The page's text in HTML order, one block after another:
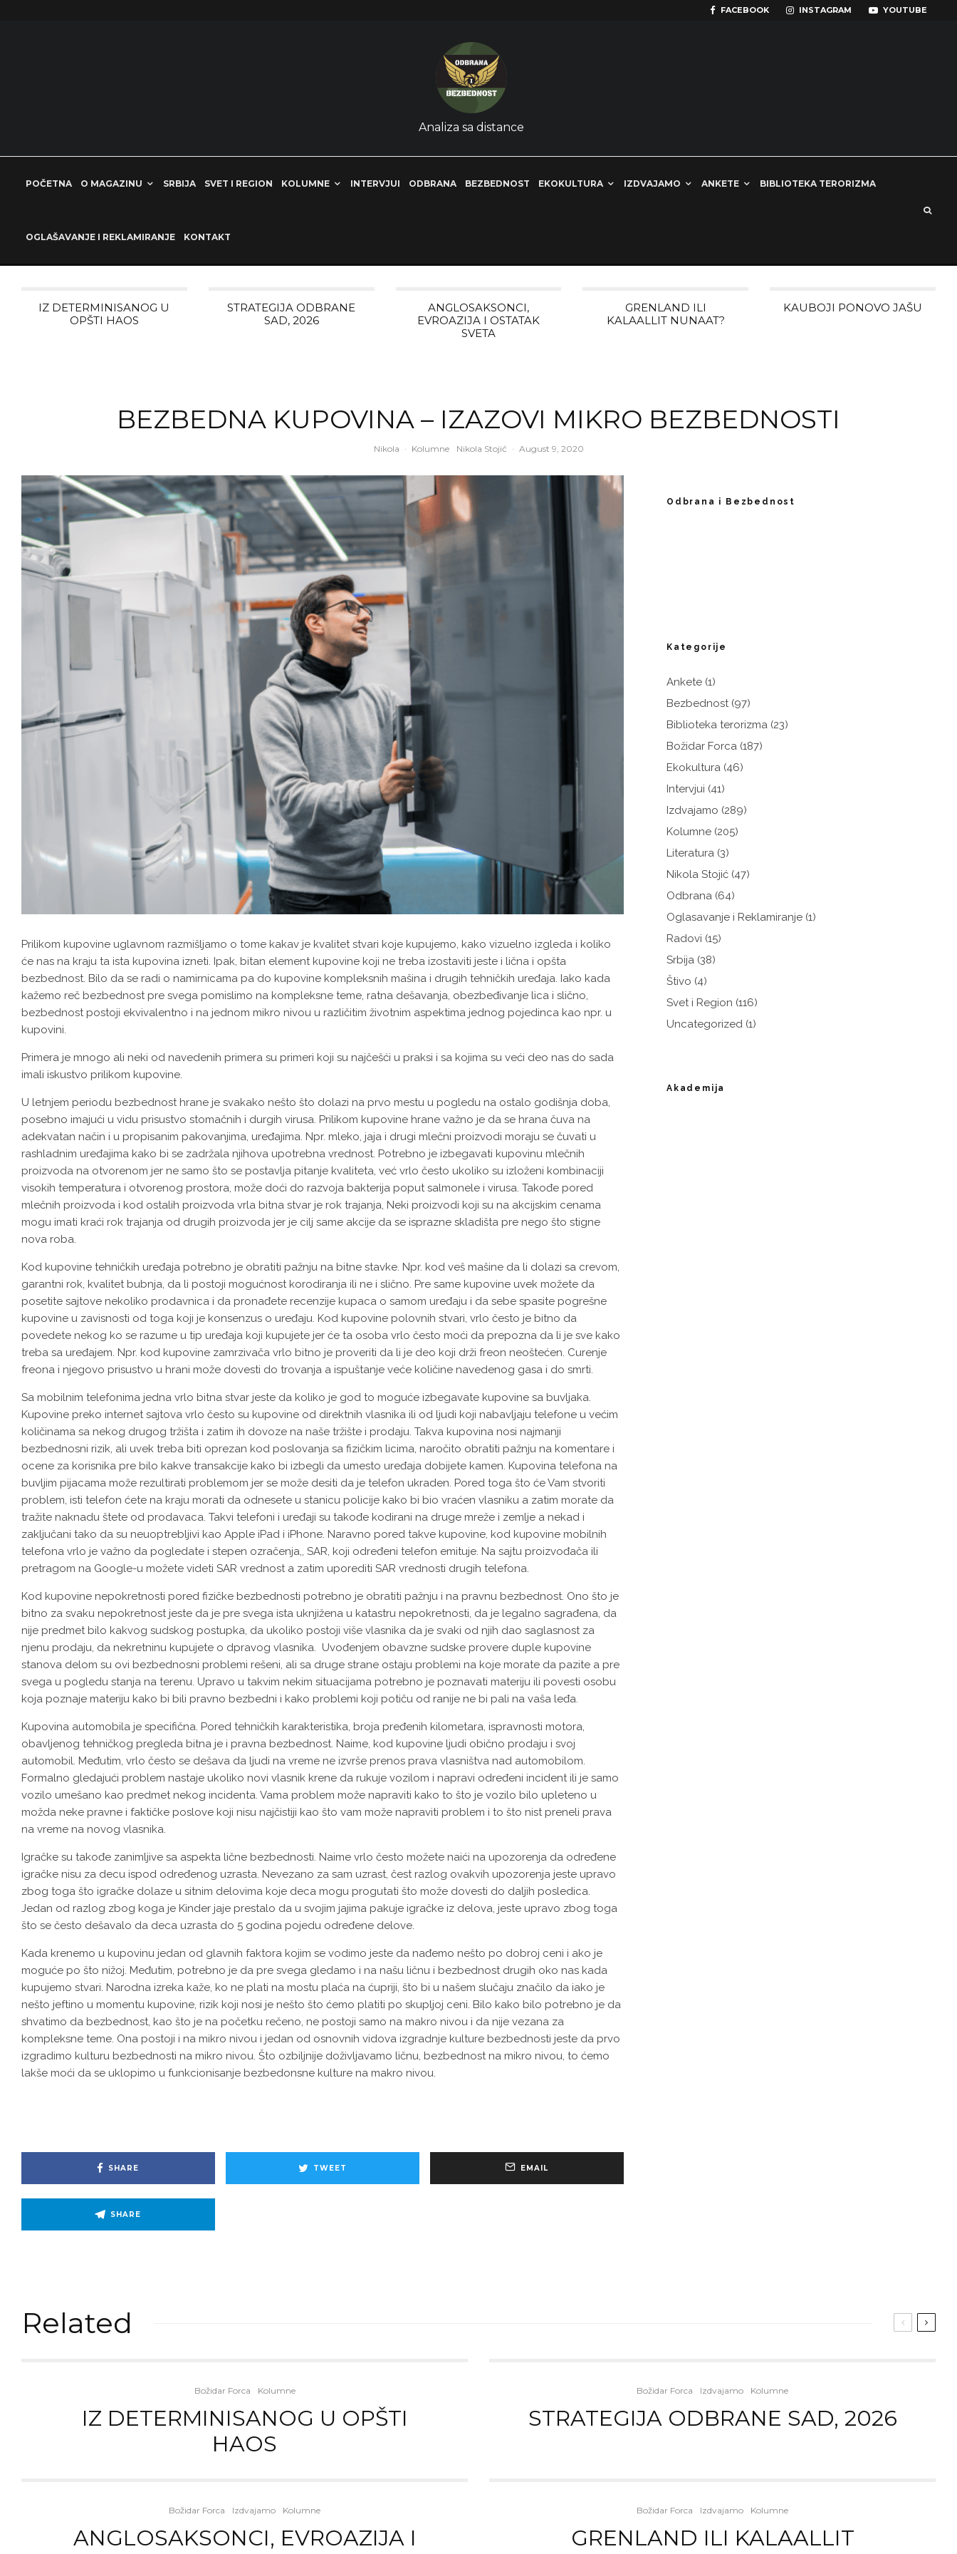
FACEBOOK INSTAGRAM YOUTUBE
Analiza sa distance
POČETNA O MAGAZINU SRBIJA SVET I REGION KOLUMNE INTERVJUI ODBRANA BEZBEDNOST EKOKULTURA IZDVAJAMO ANKETE BIBLIOTEKA TERORIZMA
OGLAŠAVANJE I REKLAMIRANJE KONTAKT
IZ DETERMINISANOG U
OPŠTI HAOS
STRATEGIJA ODBRANE
SAD, 2026
ANGLOSAKSONCI,
EVROAZIJA I OSTATAK
SVETA
GRENLAND ILI
KALAALLIT NUNAAT?
KAUBOJI PONOVO JAŠU
BEZBEDNA KUPOVINA – IZAZOVI MIKRO BEZBEDNOSTI
Nikola · Kolumne Nikola Stojić · August 9, 2020
Prilikom kupovine uglavnom razmišljamo o tome kakav je kvalitet stvari koje kupujemo, kako vizuelno izgleda i koliko
će nas na kraju ta ista kupovina izneti. Ipak, bitan element kupovine koji ne treba izostaviti jeste i lična i opšta
bezbednost. Bilo da se radi o namirnicama pa do kupovine kompleksnih mašina i drugih tehničkih uređaja. Iako kada
kažemo reč bezbednost pre svega pomislimo na kompleksne teme, ratna dešavanja, obezbeđivanje lica i slično,
bezbednost postoji ekvivalentno i na jednom mikro nivou u različitim životnim aspektima jednog pojedinca kao npr. u
kupovini.
Primera je mnogo ali neki od navedenih primera su primeri koji su najčešći u praksi i sa kojima su veći deo nas do sada
imali iskustvo prilikom kupovine.
U letnjem periodu bezbednost hrane je svakako nešto što dolazi na prvo mestu u pogledu na ostalo godišnja doba,
posebno imajući u vidu prisustvo stomačnih i durgih virusa. Prilikom kupovine hrane važno je da se hrana čuva na
adekvatan način i u propisanim pakovanjima, uređajima. Npr. mleko, jaja i drugi mlečni proizvodi moraju se čuvati u
rashladnim uređajima kako bi se zadržala njihova upotrebna vrednost. Potrebno je izbegavati kupovinu mlečnih
proizvoda na otvorenom jer ne samo što se postavlja pitanje kvaliteta, već vrlo često ukoliko su izloženi kombinaciji
visokih temperatura i otvorenog prostora, može doći do razvoja bakterija poput salmonele i virusa. Takođe pored
mlečnih proizvoda i kod ostalih proizvoda vrla bitna stvar je rok trajanja, Neki proizvodi koji su na akcijskim cenama
mogu imati kraći rok trajanja od drugih proizvoda jer je cilj same akcije da se isprazne skladišta pre nego što stigne
nova roba.
Kod kupovine tehničkih uređaja potrebno je obratiti pažnju na bitne stavke. Npr. kod veš mašine da li dolazi sa crevom,
garantni rok, kvalitet bubnja, da li postoji mogućnost korodiranja ili ne i slično. Pre same kupovine uvek možete da
posetite sajtove nekoliko prodavnica i da pronađete recenzije kupaca o samom uređaju i da sebe spasite pogrešne
kupovine u zavisnosti od toga koji je konsenzus o uređaju. Kod kupovine polovnih stvari, vrlo često je bitno da
povedete nekog ko se razume u tip uređaja koji kupujete jer će ta osoba vrlo često moći da prepozna da li je sve kako
treba sa uređajem. Npr. kod kupovine zamrzivača vrlo bitno je proveriti da li je deo koji drži freon neoštećen. Curenje
freona i njegovo prisustvo u hrani može dovesti do trovanja a ispuštanje veće količine navedenog gasa i do smrti.
Sa mobilnim telefonima jedna vrlo bitna stvar jeste da koliko je god to moguće izbegavate kupovine sa buvljaka.
Kupovine preko internet sajtova vrlo često su kupovine od direktnih vlasnika ili od ljudi koji nabavljaju telefone u većim
količinama sa nekog drugog tržišta i zatim ih dovoze na naše tržište i prodaju. Takva kupovina nosi najmanji
bezbednosni rizik, ali uvek treba biti oprezan kod poslovanja sa fizičkim licima, naročito obratiti pažnju na komentare i
ocene za korisnika pre bilo kakve transakcije kako bi izbegli da umesto uređaja dobijete kamen. Kupovina telefona na
buvljim pijacama može rezultirati problemom jer se može desiti da je telefon ukraden. Pored toga što će Vam stvoriti
problem, isti telefon ćete na kraju morati da odnesete u stanicu policije kako bi bio vraćen vlasniku a zatim morate da
tražite naknadu štete od prodavaca. Takvi telefoni i uređaji su takođe kodirani na druge mreže i zemlje a nekad i
zaključani tako da su neuoptrebljivi kao Apple iPad i iPhone. Naravno pored takve kupovine, kod kupovine mobilnih
telefona vrlo je važno da pogledate i stepen ozračenja,, SAR, koji određeni telefon emituje. Na sajtu proizvođača ili
pretragom na Google-u možete videti SAR vrednost a zatim uporediti SAR vrednosti drugih telefona.
Kod kupovine nepokretnosti pored fizičke bezbednosti potrebno je obratiti pažnju i na pravnu bezbednost. Ono što je
bitno za svaku nepokretnost jeste da je pre svega ista uknjižena u katastru nepokretnosti, da je legalno sagrađena, da
nije predmet bilo kakvog sudskog postupka, da ukoliko postoji više vlasnika da je svaki od njih dao saglasnost za
njenu prodaju, da nekretninu kupujete o dpravog vlasnika. Uvođenjem obavzne sudske provere duple kupovine
stanova delom su ovi bezbednosni problemi rešeni, ali sa druge strane ostaju problemi na koje morate da pazite a pre
svega u pogledu stanja na terenu. Upravo u takvim nekim situacijama potrebno je poznavati materiju ili povesti osobu
koja poznaje materiju kako bi bili pravno bezbedni i kako problemi koji potiču od ranije ne bi pali na vaša leđa.
Kupovina automobila je specifična. Pored tehničkih karakteristika, broja pređenih kilometara, ispravnosti motora,
obavljenog tehničkog pregleda bitna je i pravna bezbednost. Naime, kod kupovine ljudi obično prodaju i svoj
automobil. Međutim, vrlo često se dešava da ljudi na vreme ne izvrše prenos prava vlasništva nad automobilom.
Formalno gledajući problem nastaje ukoliko novi vlasnik krene da rukuje vozilom i napravi određeni incident ili je samo
vozilo umešano kao predmet nekog incidenta. Vama problem može napraviti kako to što je vozilo bilo upleteno u
možda neke pravne i faktičke poslove koji nisu najčistiji kao što vam može napraviti problem i to što nist preneli prava
na vreme na novog vlasnika.
Igračke su takođe zanimljive sa aspekta lične bezbednosti. Naime vrlo često možete naići na upozorenja da određene
igračke nisu za decu ispod određenog uzrasta. Nevezano za sam uzrast, čest razlog ovakvih upozorenja jeste upravo
zbog toga što igračke dolaze u sitnim delovima koje deca mogu progutati što može dovesti do daljih posledica.
Jedan od razlog zbog koga je Kinder jaje prestalo da u svojim jajima pakuje igračke iz delova, jeste upravo zbog toga
što se često dešavalo da deca uzrasta do 5 godina pojedu određene delove.
Kada krenemo u kupovinu jedan od glavnih faktora kojim se vodimo jeste da nađemo nešto po dobroj ceni i ako je
moguće po što nižoj. Međutim, potrebno je da pre svega gledamo i na našu ličnu i bezbednost drugih oko nas kada
kupujemo stvari. Narodna izreka kaže, ko ne plati na mostu plaća na ćupriji, što bi u našem slučaju značilo da iako je
nešto jeftino u momentu kupovine, rizik koji nosi je nešto što ćemo platiti po skupljoj ceni. Bilo kako bilo potrebno je da
shvatimo da bezbednost, kao što je na početku rečeno, ne postoji samo na makro nivou i da nije vezana za
kompleksne teme. Ona postoji i na mikro nivou i jedan od osnovnih vidova izgradnje kulture bezbednosti jeste da prvo
izgradimo kulturu bezbednosti na mikro nivou. Što ozbiljnije doživljavamo ličnu, bezbednost na mikro nivou, to ćemo
lakše moći da se uklopimo u funkcionisanje bezbedonsne kulture na makro nivou.
SHARE TWEET EMAIL
SHARE
Odbrana i Bezbednost
Kategorije
Ankete (1)
Bezbednost(97)
Biblioteka terorizma (23)
Božidar Forca (187)
Ekokultura (46)
Intervjui (41)
Izdvajamo (289)
Kolumne (205)
Literatura (3)
Nikola Stojić (47)
Odbrana (64)
Oglasavanje i Reklamiranje (1)
Radovi (15)
Srbija (38)
Štivo (4)
Svet i Region (116)
Uncategorized (1)
Akademija
Related
Božidar Forca Kolumne
IZ DETERMINISANOG U OPŠTI
HAOS
Božidar Forca Izdvajamo Kolumne
STRATEGIJA ODBRANE SAD, 2026
Božidar Forca Izdvajamo Kolumne
ANGLOSAKSONCI, EVROAZIJA I
Božidar Forca Izdvajamo Kolumne
GRENLAND ILI KALAALLIT